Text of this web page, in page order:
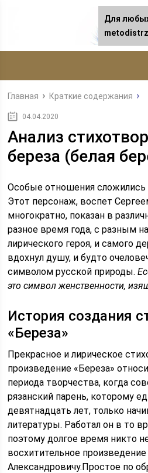
Главная Краткие содержания
04.04.2020
Анализ
береза (белая
Особые отношения сложились
Этот персонаж, воспет
многократно, показан в
разное время года, с разным
лирического героя, и самого
вдохнул душу, и будто
символом русской природы.
это символ женственности,
История создания
«Береза»
Прекрасное и лирическое
произведение «Береза»
периода творчества, когда
рязанский парень, которому
девятнадцать лет, только
литературы. Работал он в то
поэтому долгое время никто
восхитительное
Александровичу.Простое по
Для